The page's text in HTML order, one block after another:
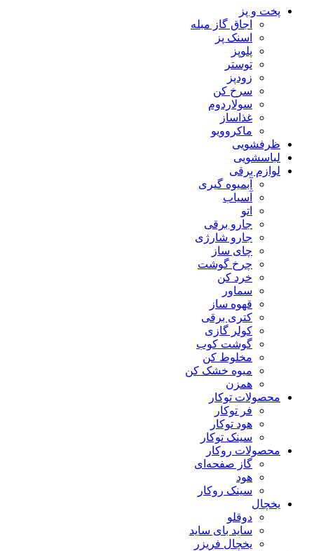
پخت و پز
اجاق گاز مبله
اسنک پز
پلوپز
توستر
زودپز
سرخ کن
سولاردوم
غذاساز
ماکروویو
ظرفشویی
لباسشویی
لوازم برقی
آبمیوه گیری
آسیاب
اتو
جارو برقی
جارو شارژی
چای ساز
چرخ گوشت
خرد کن
سماور
قهوه ساز
کتری برقی
کولر گازی
گوشت کوب
مخلوط کن
میوه خشک کن
همزن
محصولات توکار
فر توکار
هود توکار
سینک توکار
محصولات روکار
گاز صفحه‌ای
هود
سینک روکار
یخچال
دوقلو
ساید بای ساید
یخچال فریزر